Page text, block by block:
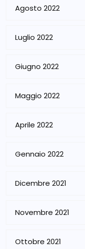
Agosto 2022
Luglio 2022
Giugno 2022
Maggio 2022
Aprile 2022
Gennaio 2022
Dicembre 2021
Novembre 2021
Ottobre 2021